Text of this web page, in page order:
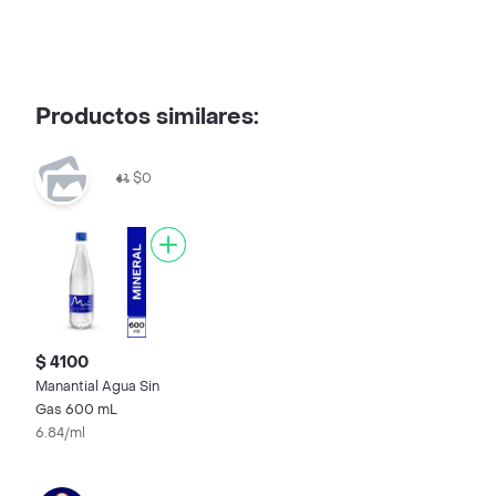
Productos similares:
$0
$ 4100
Manantial Agua Sin
Gas 600 mL
6.84/ml